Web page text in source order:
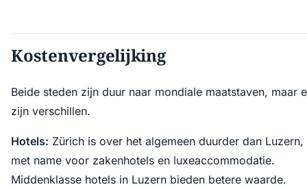
Kostenvergelijking
Beide steden zijn duur naar mondiale maatstaven, maar
zijn verschillen.
Hotels: Zürich is over het algemeen duurder dan Luzern,
met name voor zakenhotels en luxeaccommodatie.
Middenklasse hotels in Luzern bieden betere waarde.